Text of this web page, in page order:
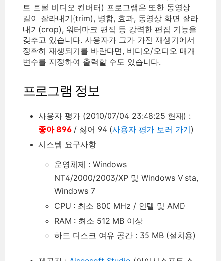
트 토털 비디오 컨버터) 프로그램은 또한 동영상
길이 잘라내기(trim), 병합, 효과, 동영상 화면 잘라
내기(crop), 워터마크 편집 등 강력한 편집 기능을
갖추고 있습니다. 사용자가 그가 가진 재생기에서
정확히 재생되기를 바란다면, 비디오/오디오 매개
변수를 지정하여 출력할 수도 있습니다.
프로그램 정보
사용자 평가 (2010/07/04 23:48:25 현재) :
좋아 896 / 싫어 94 (사용자 평가 보러 가기)
시스템 요구사항
운영체제 : Windows
NT4/2000/2003/XP 및 Windows Vista,
Windows 7
CPU : 최소 800 MHz / 인텔 및 AMD
RAM : 최소 512 MB 이상
하드 디스크 여유 공간 : 35 MB (설치용)